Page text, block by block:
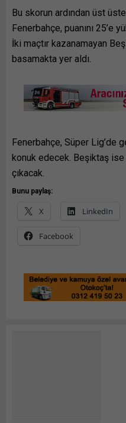
Bu skorun ardından üst
Fenerbahçe, puanını 25’e
İki maçtır kazanamayan
basamakta yer aldı.
Fenerbahçe, Süper Lig’de
konuk edecek. Beşiktaş
çıkacak.
Bunu paylaş:
X LinkedIn
Facebook